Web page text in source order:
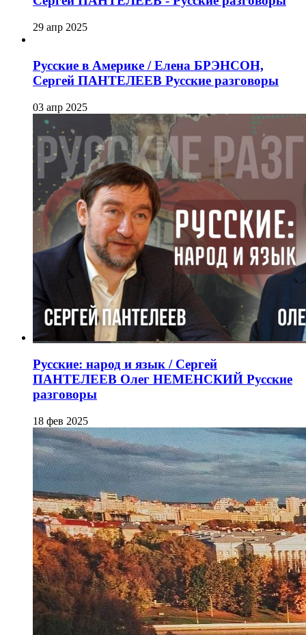
29 апр 2025
Русские в Америке / Елена БРЭНСОН,
Сергей ПАНТЕЛЕЕВ Русские разговоры
03 апр 2025
Русские: народ и язык / Сергей
ПАНТЕЛЕЕВ Олег НЕМЕНСКИЙ Русские
разговоры
18 фев 2025